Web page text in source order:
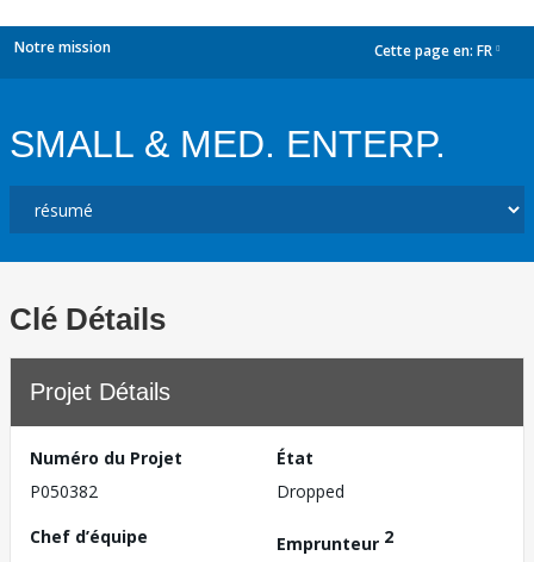
Notre mission Cette page en: FR
SMALL & MED. ENTERP.
Clé Détails
Projet Détails
Numéro du Projet
P050382
État
Dropped
Chef d’équipe
Emprunteur 2